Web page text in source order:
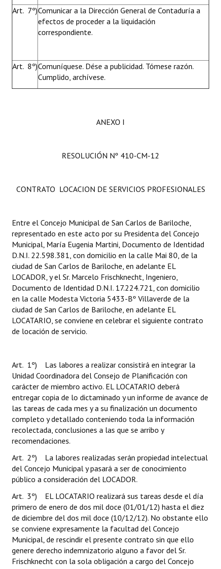
Art. 7º)Comunicar a la Dirección General de Contaduría a
efectos de proceder a la liquidación
correspondiente.
Art. 8º)Comuníquese. Dése a publicidad. Tómese razón.
Cumplido, archívese.
ANEXO I
RESOLUCIÓN Nº 410-CM-12
CONTRATO LOCACION DE SERVICIOS PROFESIONALES
Entre el Concejo Municipal de San Carlos de Bariloche,
representado en este acto por su Presidenta del Concejo
Municipal, María Eugenia Martini, Documento de Identidad
D.N.I. 22.598.381, con domicilio en la calle Mai 80, de la
ciudad de San Carlos de Bariloche, en adelante EL
LOCADOR, y el Sr. Marcelo Frischknecht, Ingeniero,
Documento de Identidad D.N.I. 17.224.721, con domicilio
en la calle Modesta Victoria 5433-Bº Villaverde de la
ciudad de San Carlos de Bariloche, en adelante EL
LOCATARIO, se conviene en celebrar el siguiente contrato
de locación de servicio.
Art. 1º) Las labores a realizar consistirá en integrar la
Unidad Coordinadora del Consejo de Planificación con
carácter de miembro activo. EL LOCATARIO deberá
entregar copia de lo dictaminado y un informe de avance de
las tareas de cada mes y a su finalización un documento
completo y detallado conteniendo toda la información
recolectada, conclusiones a las que se arribo y
recomendaciones.
Art. 2º) La labores realizadas serán propiedad intelectual
del Concejo Municipal y pasará a ser de conocimiento
público a consideración del LOCADOR.
Art. 3º) EL LOCATARIO realizará sus tareas desde el día
primero de enero de dos mil doce (01/01/12) hasta el diez
de diciembre del dos mil doce (10/12/12). No obstante ello
se conviene expresamente la facultad del Concejo
Municipal, de rescindir el presente contrato sin que ello
genere derecho indemnizatorio alguno a favor del Sr.
Frischknecht con la sola obligación a cargo del Concejo